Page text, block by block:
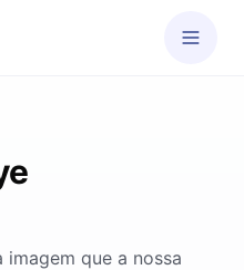
imagem que a nossa